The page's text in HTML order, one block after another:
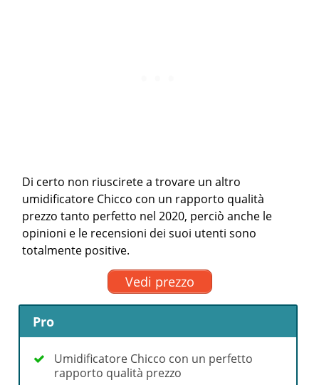
Di certo non riuscirete a trovare un altro
umidificatore Chicco con un rapporto qualità
prezzo tanto perfetto nel 2020, perciò anche le
opinioni e le recensioni dei suoi utenti sono
totalmente positive.
Vedi prezzo
Pro
Umidificatore Chicco con un perfetto
rapporto qualità prezzo